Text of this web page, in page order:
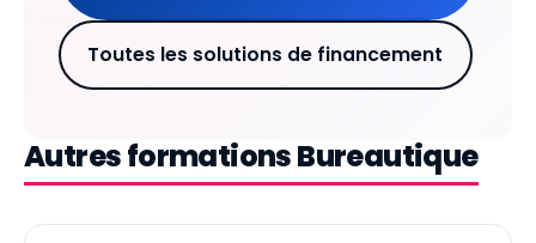
Toutes les solutions de financement
Autres formations Bureautique